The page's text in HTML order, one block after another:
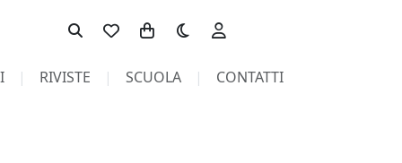
Toggle theme
RIVISTE SCUOLA CONTATTI